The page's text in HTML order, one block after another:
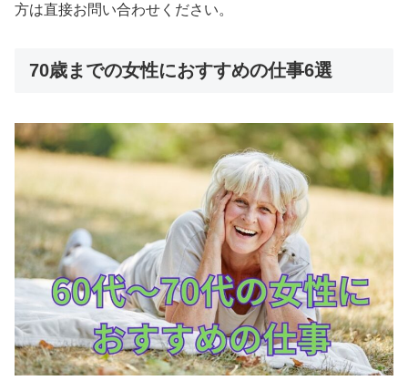
方は直接お問い合わせください。
70歳までの女性におすすめの仕事6選